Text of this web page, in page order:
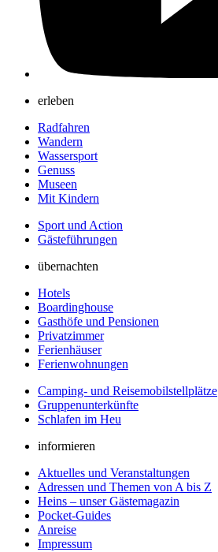
erleben
Radfahren
Wandern
Wassersport
Genuss
Museen
Mit Kindern
Sport und Action
Gästeführungen
übernachten
Hotels
Boardinghouse
Gasthöfe und Pensionen
Privatzimmer
Ferienhäuser
Ferienwohnungen
Camping- und Reisemobilstellplätze
Gruppenunterkünfte
Schlafen im Heu
informieren
Aktuelles und Veranstaltungen
Adressen und Themen von A bis Z
Heins – unser Gästemagazin
Pocket-Guides
Anreise
Impressum